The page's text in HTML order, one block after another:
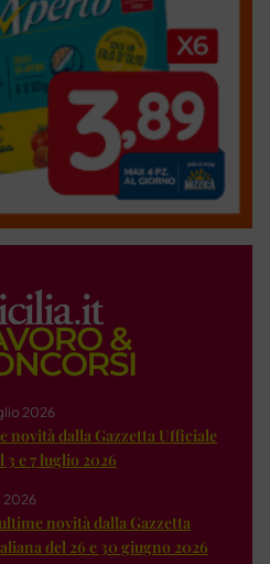
2026
novità dalla Gazzetta Ufficiale
e 7 luglio 2026
2026
novità dalla Gazzetta
del 26 e 30 giugno 2026